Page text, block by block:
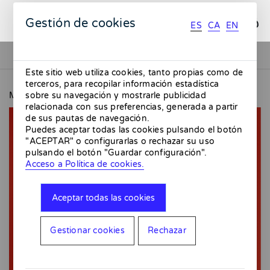
EN
MMMMERCAT Retrato Reflejo + Postales
Gestión de cookies ES CA EN
Este sitio web utiliza cookies, tanto propias como de
terceros, para recopilar información estadística
sobre su navegación y mostrarle publicidad
relacionada con sus preferencias, generada a partir
de sus pautas de navegación.
Puedes aceptar todas las cookies pulsando el botón
"ACEPTAR" o configurarlas o rechazar su uso
pulsando el botón "Guardar configuración".
Acceso a Política de cookies.
Aceptar todas las cookies
Gestionar cookies Rechazar